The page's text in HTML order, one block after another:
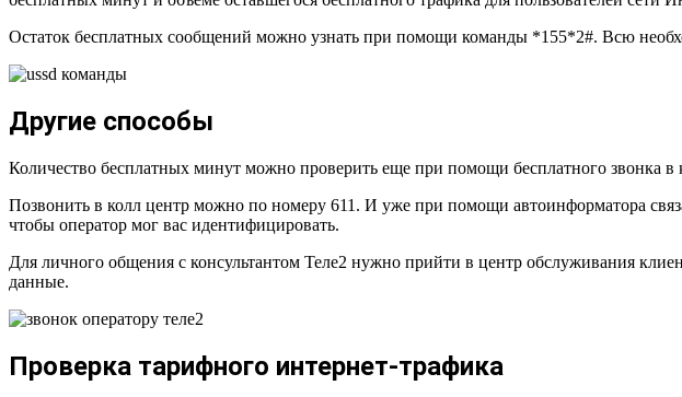
Остаток бесплатных сообщений можно узнать при помощи команды *155*2#. Всю
Другие способы
Количество бесплатных минут можно проверить еще при помощи бесплатного звонка
Позвонить в колл центр можно по номеру 611. И уже при помощи автоинформатора
чтобы оператор мог вас идентифицировать.
Для личного общения с консультантом Теле2 нужно прийти в центр обслуживания
данные.
Проверка тарифного интернет-трафика